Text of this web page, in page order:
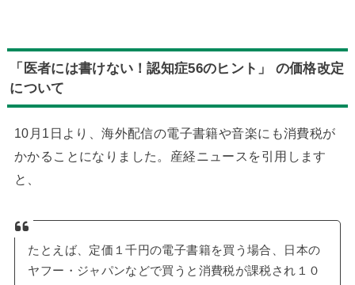
「医者には書けない！認知症56のヒント」 の価格改定
について
10月1日より、海外配信の電子書籍や音楽にも消費税が
かかることになりました。産経ニュースを引用します
と、
たとえば、定価１千円の電子書籍を買う場合、日本の
ヤフー・ジャパンなどで買うと消費税が課税され１０